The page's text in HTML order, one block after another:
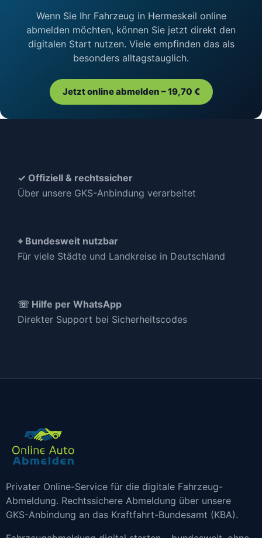
Wenn Sie Ihr Fahrzeug in Hermeskeil online
abmelden möchten, können Sie jetzt direkt den
digitalen Start nutzen. Viele empfinden das als
besonders alltagstauglich.
Jetzt online abmelden – 19,70 €
✓ Offiziell & rechtssicher
Über unsere GKS-Anbindung verarbeitet
⌖ Bundesweit nutzbar
Für viele Städte und Landkreise in Deutschland
☏ Hilfe per WhatsApp
Direkter Support bei Sicherheitscodes
Privater Online-Service für die digitale Fahrzeug-
Abmeldung. Rechtssichere Abmeldung über unsere
GKS-Anbindung an das Kraftfahrt-Bundesamt (KBA).